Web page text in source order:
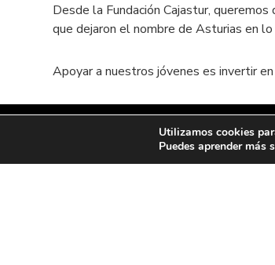
Desde la Fundación Cajastur,
que dejaron el nombre de Asturias en
Apoyar a nuestros jóvenes es invertir
Contacto:
Utilizamos cookies
Puedes aprender más